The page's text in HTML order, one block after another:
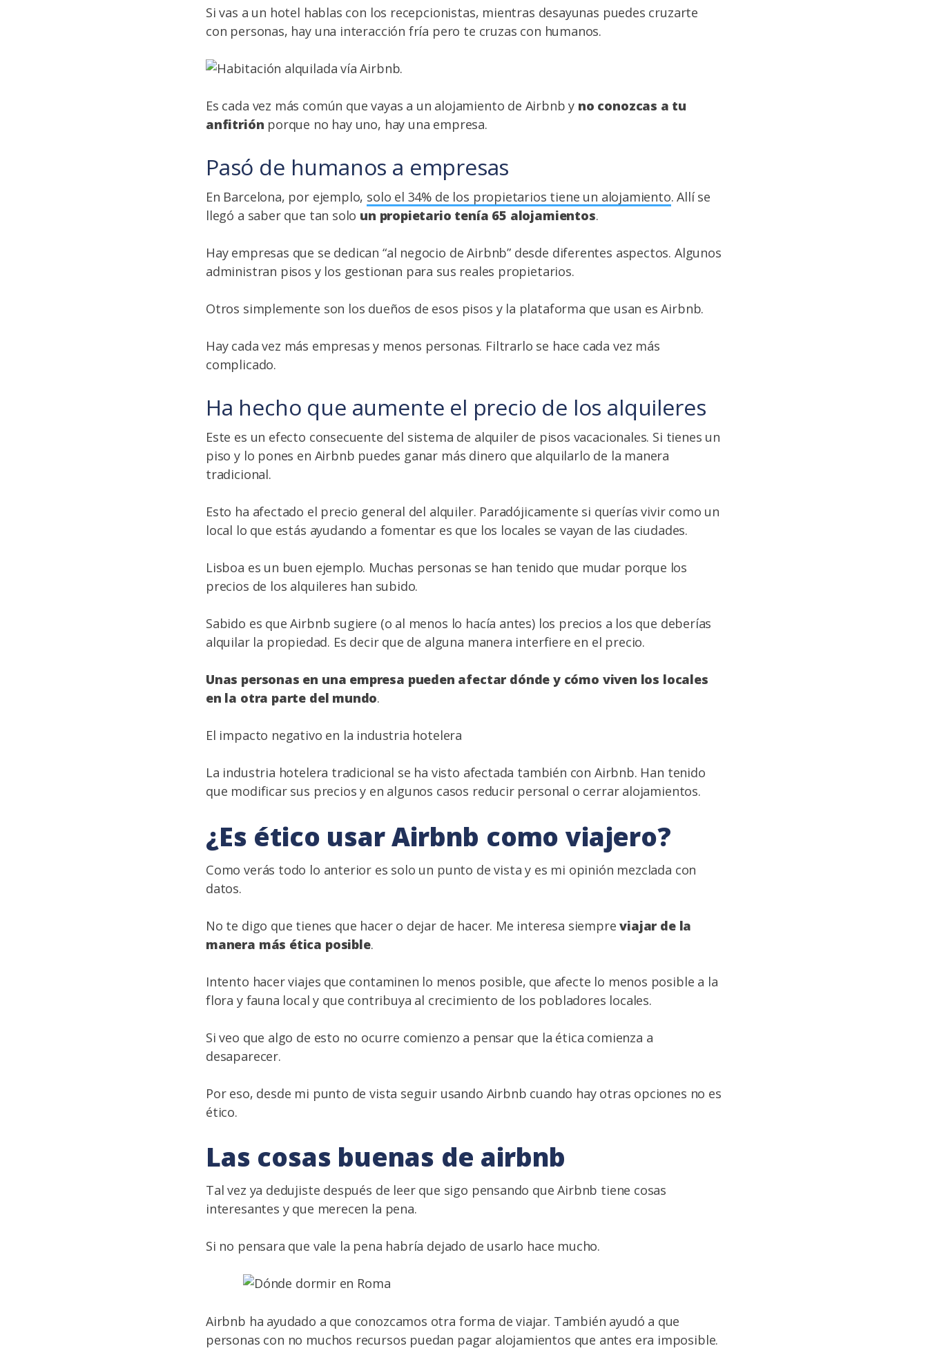
Si vas a un hotel hablas con los recepcionistas, mientras desayunas puedes cruzarte
con personas, hay una interacción fría pero te cruzas con humanos.
Es cada vez más común que vayas a un alojamiento de Airbnb y no conozcas a tu
anfitrión porque no hay uno, hay una empresa.
Pasó de humanos a empresas
En Barcelona, por ejemplo, solo el 34% de los propietarios tiene un alojamiento. Allí se
llegó a saber que tan solo un propietario tenía 65 alojamientos.
Hay empresas que se dedican “al negocio de Airbnb” desde diferentes aspectos. Algunos
administran pisos y los gestionan para sus reales propietarios.
Otros simplemente son los dueños de esos pisos y la plataforma que usan es Airbnb.
Hay cada vez más empresas y menos personas. Filtrarlo se hace cada vez más
complicado.
Ha hecho que aumente el precio de los alquileres
Este es un efecto consecuente del sistema de alquiler de pisos vacacionales. Si tienes un
piso y lo pones en Airbnb puedes ganar más dinero que alquilarlo de la manera
tradicional.
Esto ha afectado el precio general del alquiler. Paradójicamente si querías vivir como un
local lo que estás ayudando a fomentar es que los locales se vayan de las ciudades.
Lisboa es un buen ejemplo. Muchas personas se han tenido que mudar porque los
precios de los alquileres han subido.
Sabido es que Airbnb sugiere (o al menos lo hacía antes) los precios a los que deberías
alquilar la propiedad. Es decir que de alguna manera interfiere en el precio.
Unas personas en una empresa pueden afectar dónde y cómo viven los locales
en la otra parte del mundo.
El impacto negativo en la industria hotelera
La industria hotelera tradicional se ha visto afectada también con Airbnb. Han tenido
que modificar sus precios y en algunos casos reducir personal o cerrar alojamientos.
¿Es ético usar Airbnb como viajero?
Como verás todo lo anterior es solo un punto de vista y es mi opinión mezclada con
datos.
No te digo que tienes que hacer o dejar de hacer. Me interesa siempreviajar de la
manera más ética posible.
Intento hacer viajes que contaminen lo menos posible, que afecte lo menos posible a la
flora y fauna local y que contribuya al crecimiento de los pobladores locales.
Si veo que algo de esto no ocurre comienzo a pensar que la ética comienza a
desaparecer.
Por eso, desde mi punto de vista seguir usando Airbnb cuando hay otras opciones no es
ético.
Las cosas buenas de airbnb
Tal vez ya dedujiste después de leer que sigo pensando que Airbnb tiene cosas
interesantes y que merecen la pena.
Si no pensara que vale la pena habría dejado de usarlo hace mucho.
Airbnb ha ayudado a que conozcamos otra forma de viajar. También ayudó a que
personas con no muchos recursos puedan pagar alojamientos que antes era imposible.